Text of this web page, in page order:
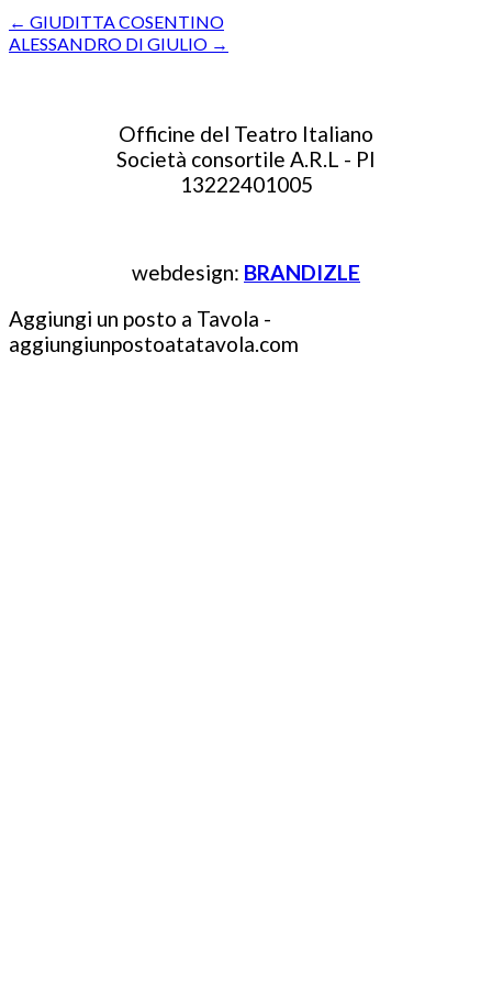
← GIUDITTA COSENTINO
ALESSANDRO DI GIULIO →
Officine del Teatro Italiano
Società consortile A.R.L - PI
13222401005
webdesign: BRANDIZLE
Aggiungi un posto a Tavola -
aggiungiunpostoatatavola.com